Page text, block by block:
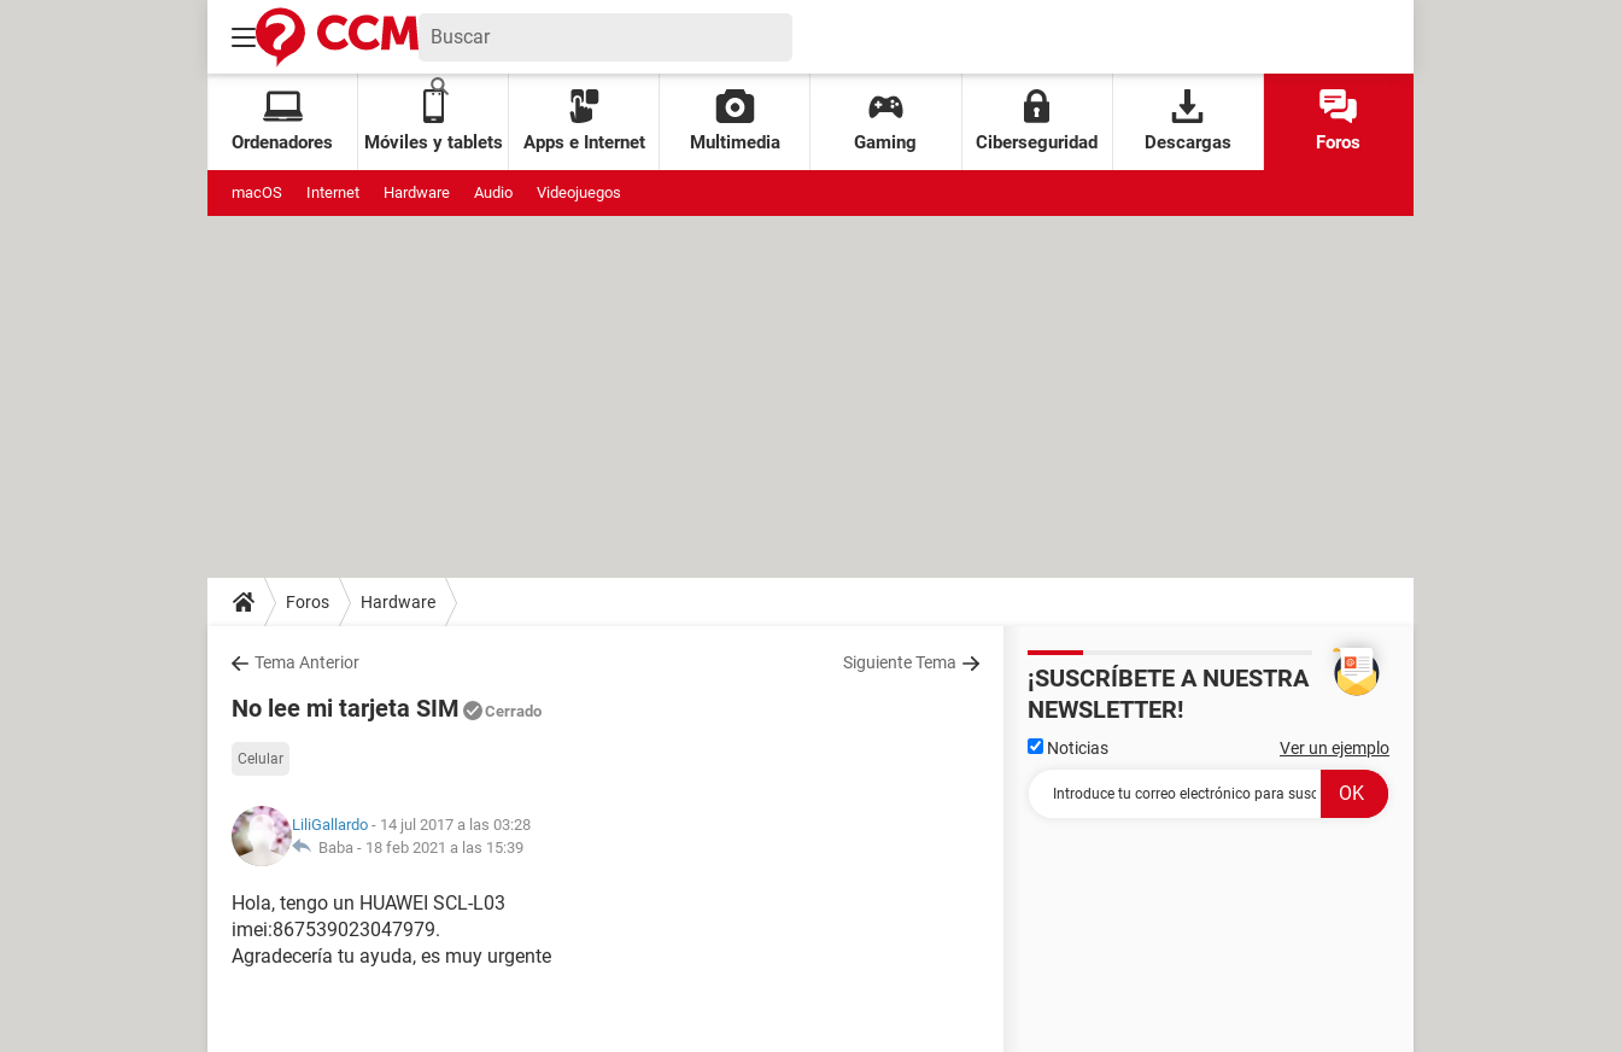
Ordenadores Móviles y tablets Apps e Internet Multimedia Gaming Ciberseguridad Descargas Foros
macOS Internet Hardware Audio Videojuegos
Foros Hardware
Tema Anterior Siguiente Tema
No lee mi tarjeta SIM Cerrado
Celular
LiliGallardo - 14 jul 2017 a las 03:28
Baba - 18 feb 2021 a las 15:39
Hola, tengo un HUAWEI SCL-L03
imei:867539023047979.
Agradecería tu ayuda, es muy urgente
¡SUSCRÍBETE A NUESTRA
NEWSLETTER!
Noticias Ver un ejemplo